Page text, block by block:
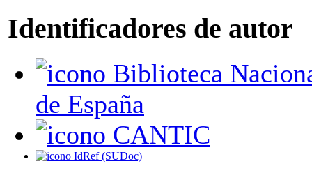
Identificadores de autor
de España
CANTIC
IdRef (SUDoc)